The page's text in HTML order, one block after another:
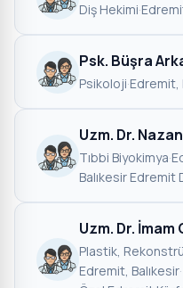
Diş Hekimi·
Psk. Büşra
Psikoloji·Edremit,
Uzm. Dr.
Tıbbi Biyokimya·
Balıkesir
Uzm. Dr.
Plastik,
Edremit, Balıkesir·